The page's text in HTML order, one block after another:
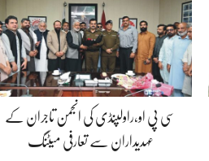
سی پی او،راولپنڈی کی انجمن تاجران کے
عہدیداران سے تعارفی میٹنگ